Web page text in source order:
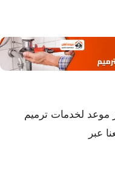
موعد لخدمات ترميم
عبر